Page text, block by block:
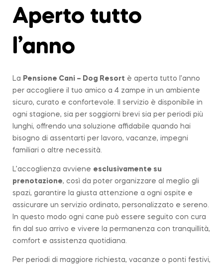
Aperto tutto
l’anno
La Pensione Cani – Dog Resort è aperta tutto l’anno
per accogliere il tuo amico a 4 zampe in un ambiente
sicuro, curato e confortevole. Il servizio è disponibile in
ogni stagione, sia per soggiorni brevi sia per periodi più
lunghi, offrendo una soluzione affidabile quando hai
bisogno di assentarti per lavoro, vacanze, impegni
familiari o altre necessità.
L’accoglienza avviene esclusivamente su
prenotazione, così da poter organizzare al meglio gli
spazi, garantire la giusta attenzione a ogni ospite e
assicurare un servizio ordinato, personalizzato e sereno.
In questo modo ogni cane può essere seguito con cura
fin dal suo arrivo e vivere la permanenza con tranquillità,
comfort e assistenza quotidiana.
Per periodi di maggiore richiesta, vacanze o ponti festivi,